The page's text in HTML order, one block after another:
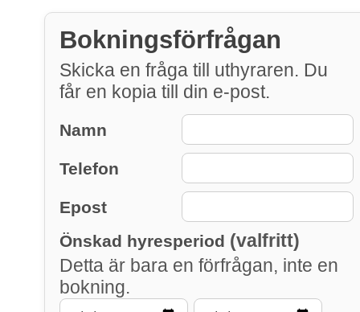
Bokningsförfrågan
Skicka en fråga till uthyraren. Du
får en kopia till din e-post.
Namn
Telefon
Epost
Önskad hyresperiod (valfritt)
Detta är bara en förfrågan, inte en
bokning.